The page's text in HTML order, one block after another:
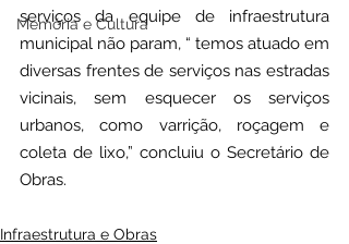
Memória e Cultura
serviços da equipe de infraestrutura
municipal não param, “ temos atuado em
diversas frentes de serviços nas estradas
vicinais, sem esquecer os serviços
urbanos, como varrição, roçagem e
coleta de lixo,” concluiu o Secretário de
Obras.
Infraestrutura e Obras